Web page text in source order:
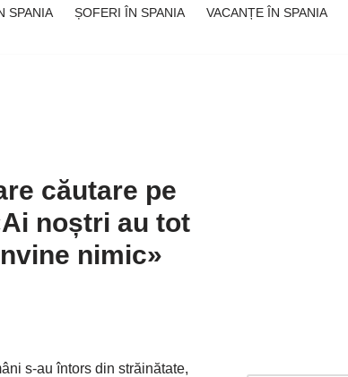
SPANIA ȘOFERI ÎN SPANIA VACANȚE ÎN SPANIA
căutare pe
noștri au tot
nimic»
s-au întors din străinătate,